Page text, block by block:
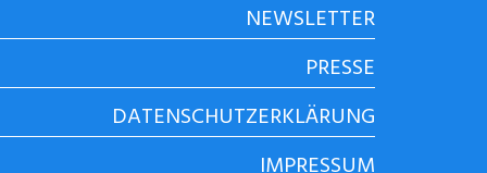
NEWSLETTER
PRESSE
DATENSCHUTZERKLÄRUNG
IMPRESSUM